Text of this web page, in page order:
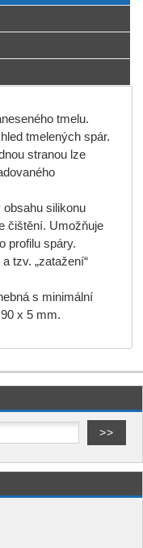
tmelu.
tmelených spár.
stranou lze
silikonu
čištění. Umožňuje
profilu spáry.
tzv. „zatažení“
s minimální
x 5 mm.